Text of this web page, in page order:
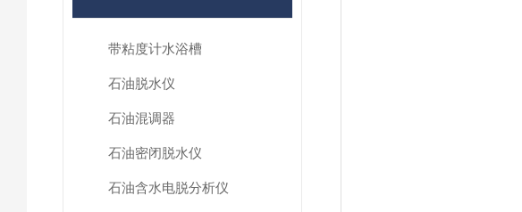
带粘度计水浴槽
石油脱水仪
石油混调器
石油密闭脱水仪
石油含水电脱分析仪